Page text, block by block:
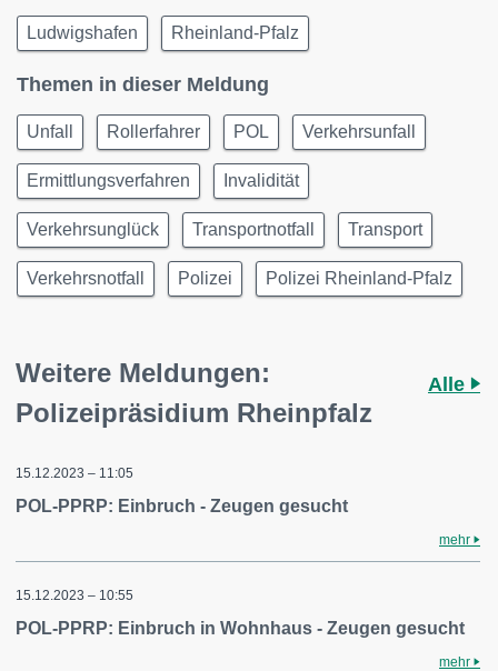
Ludwigshafen Rheinland-Pfalz
Themen in dieser Meldung
Unfall Rollerfahrer POL Verkehrsunfall
Ermittlungsverfahren Invalidität
Verkehrsunglück Transportnotfall Transport
Verkehrsnotfall Polizei Polizei Rheinland-Pfalz
Weitere Meldungen:
Polizeipräsidium Rheinpfalz
Alle
15.12.2023 – 11:05
POL-PPRP: Einbruch - Zeugen gesucht
mehr
15.12.2023 – 10:55
POL-PPRP: Einbruch in Wohnhaus - Zeugen gesucht
mehr